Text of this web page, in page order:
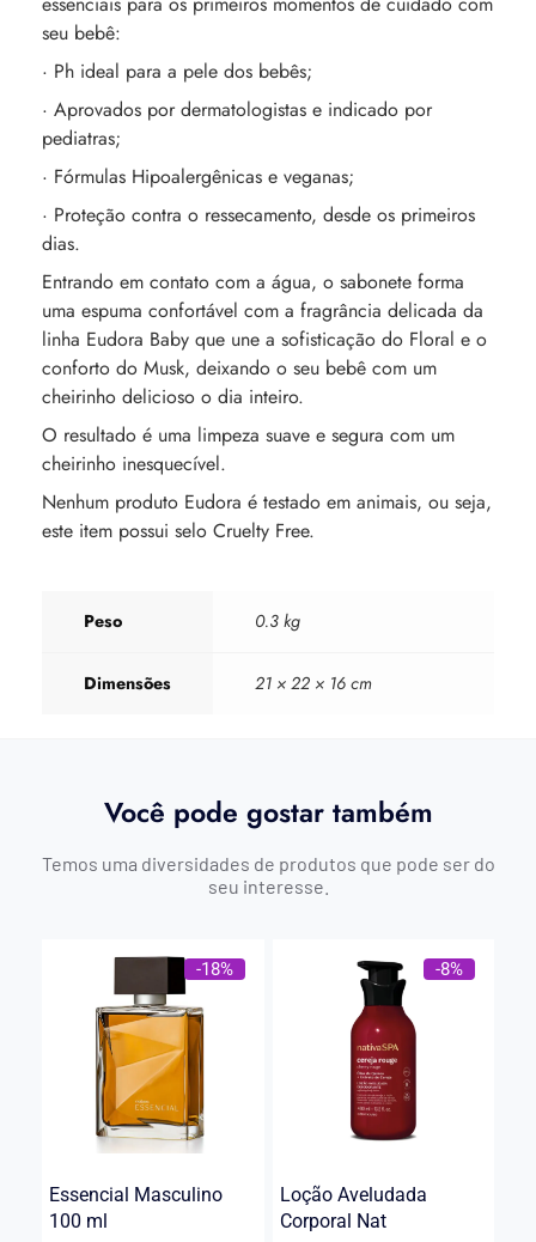
seu bebê:
· Ph ideal para a pele dos bebês;
· Aprovados por dermatologistas e indicado por
pediatras;
· Fórmulas Hipoalergênicas e veganas;
· Proteção contra o ressecamento, desde os primeiros
dias.
Entrando em contato com a água, o sabonete forma
uma espuma confortável com a fragrância delicada da
linha Eudora Baby que une a sofisticação do Floral e o
conforto do Musk, deixando o seu bebê com um
cheirinho delicioso o dia inteiro.
O resultado é uma limpeza suave e segura com um
cheirinho inesquecível.
Nenhum produto Eudora é testado em animais, ou seja,
este item possui selo Cruelty Free.
Peso 0.3 kg
Dimensões 21 × 22 × 16 cm
Você pode gostar também
Temos uma diversidades de produtos que pode ser do
seu interesse.
-18%
Essencial Masculino
100 ml
-8%
Loção Aveludada
Corporal Nat